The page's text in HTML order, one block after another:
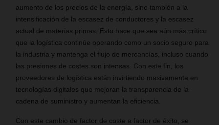
aumento de los precios de la energía, sino también a la
intensificación de la escasez de conductores y la escasez
actual de materias primas. Esto hace que sea aún más crítico
que la logística continúe operando como un socio seguro para
la industria y mantenga el flujo de mercancías, incluso cuando
las presiones de costes son intensas. Con este fin, los
proveedores de logística están invirtiendo masivamente en
tecnologías digitales que mejoran la transparencia de la
cadena de suministro y aumentan la eficiencia.
Con este cambio de factor de coste a factor de éxito, se